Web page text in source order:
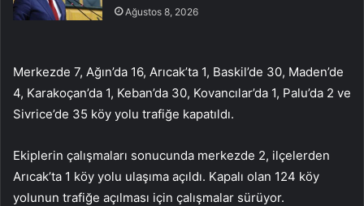
Ağustos 8, 2026
Merkezde 7, Ağın’da 16, Arıcak’ta 1, Baskil’de 30, Maden’de
4, Karakoçan’da 1, Keban’da 30, Kovancılar’da 1, Palu’da 2 ve
Sivrice’de 35 köy yolu trafiğe kapatıldı.
Ekiplerin çalışmaları sonucunda merkezde 2, ilçelerden
Arıcak’ta 1 köy yolu ulaşıma açıldı. Kapalı olan 124 köy
yolunun trafiğe açılması için çalışmalar sürüyor.